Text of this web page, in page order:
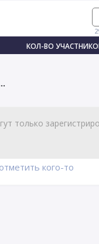
КОЛ-ВО
кого-то